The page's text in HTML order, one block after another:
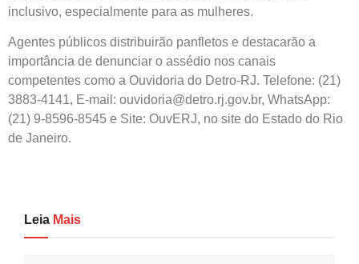
inclusivo, especialmente para as mulheres.
Agentes públicos distribuirão panfletos e destacarão a
importância de denunciar o assédio nos canais
competentes como a Ouvidoria do Detro-RJ. Telefone: (21)
3883-4141, E-mail: ouvidoria@detro.rj.gov.br, WhatsApp:
(21) 9-8596-8545 e Site: OuvERJ, no site do Estado do Rio
de Janeiro.
Leia Mais